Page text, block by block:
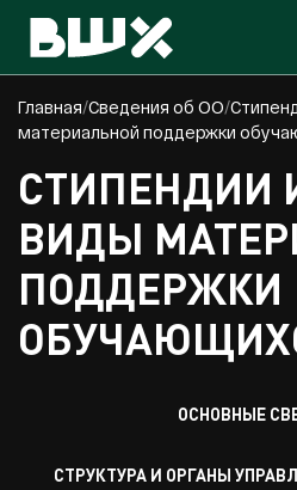
МАСТЕР-КЛАССЫ
ЛЕКТОРЫ
КОНТАКТЫ
СВЕДЕНИЯ ОБ ОО
Главная Сведения об ОО
материальной поддержки
СТИПЕНДИИ
ВИДЫ
ПОДДЕРЖКИ
ОСНОВНЫЕ
СТРУКТУРА И ОРГАНЫ